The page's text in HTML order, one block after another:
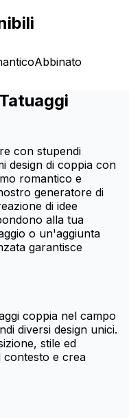
Abbinato
con stupendi
design di coppia con
romantico e
generatore di
di idee
alla tua
o un'aggiunta
garantisce
coppia nel campo
diversi design unici.
stile ed
contesto e crea